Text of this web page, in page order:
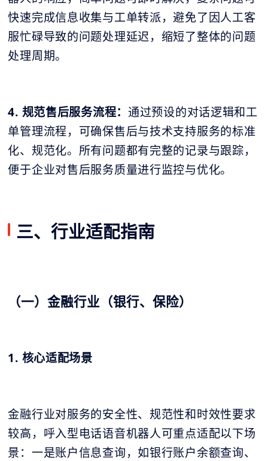
快速完成信息收集与工单转派，避免了因人工客
服忙碌导致的问题处理延迟，缩短了整体的问题
处理周期。
4. 规范售后服务流程：通过预设的对话逻辑和工
单管理流程，可确保售后与技术支持服务的标准
化、规范化。所有问题都有完整的记录与跟踪，
便于企业对售后服务质量进行监控与优化。
三、行业适配指南
（一）金融行业（银行、保险）
1. 核心适配场景
金融行业对服务的安全性、规范性和时效性要求
较高，呼入型电话语音机器人可重点适配以下场
景：一是账户信息查询，如银行账户余额查询、